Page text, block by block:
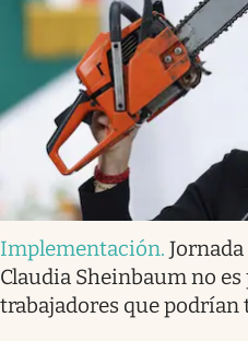
Implementación.
Claudia Sheinbaum no
trabajadores que